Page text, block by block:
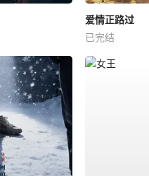
爱情正路过
已完结